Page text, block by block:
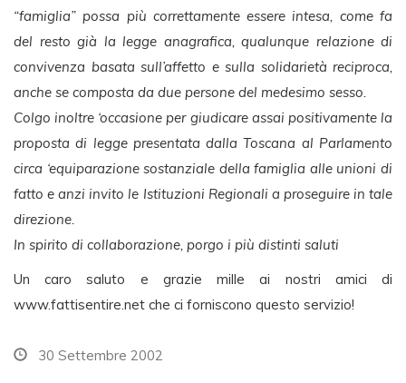
“famiglia” possa più correttamente essere intesa, come fa
del resto già la legge anagrafica, qualunque relazione di
convivenza basata sull’affetto e sulla solidarietà reciproca,
anche se composta da due persone del medesimo sesso.
Colgo inoltre ‘occasione per giudicare assai positivamente la
proposta di legge presentata dalla Toscana al Parlamento
circa ‘equiparazione sostanziale della famiglia alle unioni di
fatto e anzi invito le Istituzioni Regionali a proseguire in tale
direzione.
In spirito di collaborazione, porgo i più distinti saluti
Un caro saluto e grazie mille ai nostri amici di
www.fattisentire.net che ci forniscono questo servizio!
30 Settembre 2002